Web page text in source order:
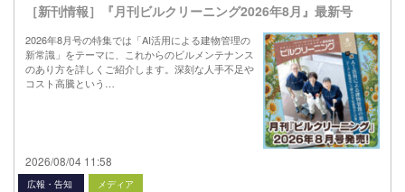
［新刊情報］『月刊ビルクリーニング2026年8月』最新号
2026年8月号の特集では「AI活用による建物管理の
新常識」をテーマに、これからのビルメンテナンス
のあり方を詳しくご紹介します。深刻な人手不足や
コスト高騰という…
2026/08/04 11:58
広報・告知 メディア